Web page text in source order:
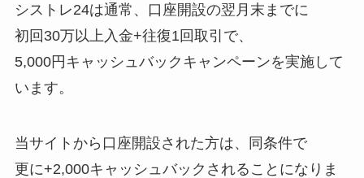
シストレ24は通常、口座開設の翌月末までに
初回30万以上入金+往復1回取引で、
5,000円キャッシュバックキャンペーンを実施して
います。
当サイトから口座開設された方は、同条件で
更に+2,000キャッシュバックされることになりま